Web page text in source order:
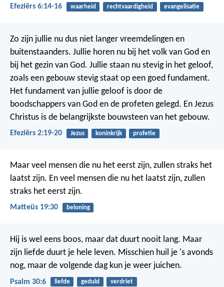
Efeziërs 6:14-16 waarheid rechtvaardigheid evangelisatie
Zo zijn jullie nu dus niet langer vreemdelingen en
buitenstaanders. Jullie horen nu bij het volk van God en
bij het gezin van God. Jullie staan nu stevig in het geloof,
zoals een gebouw stevig staat op een goed fundament.
Het fundament van jullie geloof is door de
boodschappers van God en de profeten gelegd. En Jezus
Christus is de belangrijkste bouwsteen van het gebouw.
Efeziërs 2:19-20 Jezus koninkrijk profetie
Maar veel mensen die nu het eerst zijn, zullen straks het
laatst zijn. En veel mensen die nu het laatst zijn, zullen
straks het eerst zijn.
Matteüs 19:30 beloning
Hij is wel eens boos, maar dat duurt nooit lang. Maar
zijn liefde duurt je hele leven. Misschien huil je 's avonds
nog, maar de volgende dag kun je weer juichen.
Psalm 30:6 liefde geduld verdriet